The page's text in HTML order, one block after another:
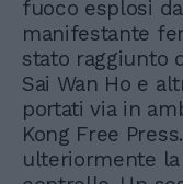
fuoco esplosi
manifestante
stato raggiunto
Sai Wan Ho e
portati via in
Kong Free
ulteriormente